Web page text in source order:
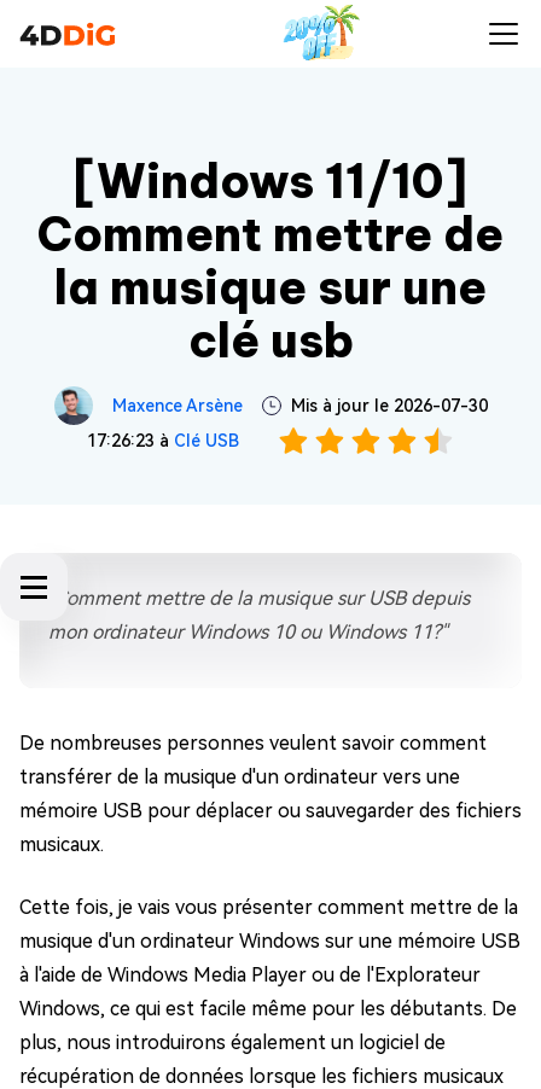
[Windows 11/10]
Comment mettre de
la musique sur une
clé usb
Maxence Arsène
Mis à jour le 2026-07-30
17:26:23 à Clé USB
"Comment mettre de la musique sur USB depuis
mon ordinateur Windows 10 ou Windows 11?"
De nombreuses personnes veulent savoir comment
transférer de la musique d'un ordinateur vers une
mémoire USB pour déplacer ou sauvegarder des fichiers
musicaux.
Cette fois, je vais vous présenter comment mettre de la
musique d'un ordinateur Windows sur une mémoire USB
à l'aide de Windows Media Player ou de l'Explorateur
Windows, ce qui est facile même pour les débutants. De
plus, nous introduirons également un logiciel de
récupération de données lorsque les fichiers musicaux